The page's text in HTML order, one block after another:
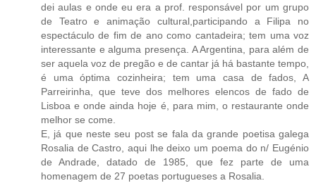
dei aulas e onde eu era a prof. responsável por um grupo
de Teatro e animação cultural,participando a Filipa no
espectáculo de fim de ano como cantadeira; tem uma voz
interessante e alguma presença. A Argentina, para além de
ser aquela voz de pregão e de cantar já há bastante tempo,
é uma óptima cozinheira; tem uma casa de fados, A
Parreirinha, que teve dos melhores elencos de fado de
Lisboa e onde ainda hoje é, para mim, o restaurante onde
melhor se come.
E, já que neste seu post se fala da grande poetisa galega
Rosalia de Castro, aqui lhe deixo um poema do n/ Eugénio
de Andrade, datado de 1985, que fez parte de uma
homenagem de 27 poetas portugueses a Rosalia.